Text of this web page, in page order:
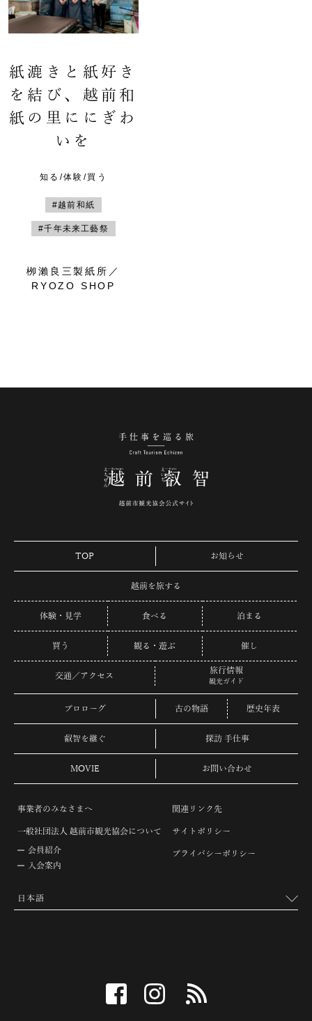
紙漉きと紙好き
を結び、越前和
紙の里ににぎわ
いを
知る/体験/買う
#越前和紙
#千年未来工藝祭
栁瀨良三製紙所／
RYOZO SHOP
TOP お知らせ
越前を旅する
体験・見学 食べる 泊まる
買う 観る・遊ぶ 催し
交通／アクセス
旅行情報
観光ガイド
プロローグ 古の物語 歴史年表
叡智を継ぐ 探訪 手仕事
MOVIE お問い合わせ
事業者のみなさまへ
一般社団法人 越前市観光協会について
会員紹介
入会案内
関連リンク先
サイトポリシー
プライバシーポリシー
facebook instagram